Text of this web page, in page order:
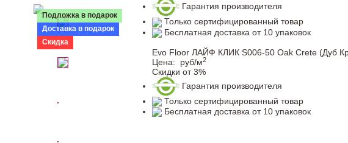
Подложка в подарок
Доставка в подарок
Скидка
Гарантия производителя
Только сертифицированный товар
Бесплатная доставка от 10 упаковок
Evo Floor ЛАЙФ КЛИК S006-50 Oak Crete (Дуб
Цена:
руб/м2
Скидки от 3%
Гарантия производителя
Только сертифицированный товар
Бесплатная доставка от 10 упаковок